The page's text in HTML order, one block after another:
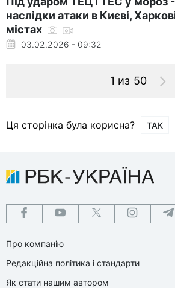
наслідки атаки в Києві,
містах
03.02.2026 - 09:32
1 из 50
Ця сторінка була корисна? ТАК
Про компанію
Редакційна політика і стандарти
Як стати нашим автором